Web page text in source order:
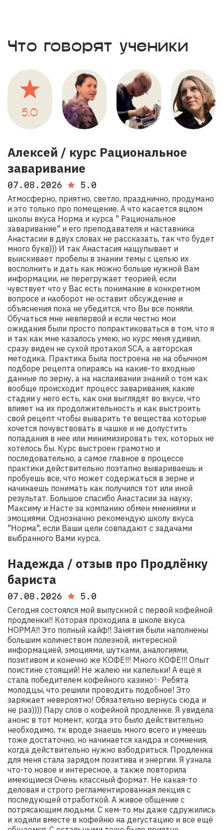
Что говорят ученики
5.0
Алексей / курс Рациональное
заваривание
07.08.2026 5.0
Атмосферно, приятно, светло, празднично, продумано
и это только про помещение. А что касается вцлом
школы вкуса Норма и курса " Рациональное
заваривание" и его преподавателя и наставника
Анастасии в двух словах не рассказать, так что будет
много букв))) И так Анастасия нащупывает и
выискивает пробелы в знании темы с целью их
восполнить и дать как можно больше нужной Вам
информации, не перегружает теорией, если
чувствует что у Вас есть понимание в конкретном
вопросе и наоборот не оставит обсуждение и
объяснения пока не убедится, что Вы все поняли.
Обучаться мне невпервой и если честно мои
ожидания были просто попрактиковаться в том, что я
и так как мне казалось умею, но курс меня удивил,
сразу виден не сухой протакол SCA, а авторская
методика. Практика была построена не на обычном
подборе рецепта опираясь на какие-то входные
данные по зерну, а на наслаивании знаний о том как
вообще происходит процесс заваривания, какие
стадии у него есть, как они выглядят во вкусе, что
влияет на их продолжительность и как выстроить
свой рецепт чтобы выварить те вещества которые
хочется почувствовать в чашке и не допустить
попадания в нее или минимизировать тех, которых не
хотелось бы. Курс выстроен грамотно и
последовательно, а самое главное в процессе
практики действительно поэтапно вывариваешь и
пробуешь все, что может содержаться в зерне и
начинаешь понимать как получился тот или иной
результат. Большое спасибо Анастасии за науку,
Максиму и Насте за компанию обмен мнениями и
эмоциями. Однозначно рекомендую школу вкуса
"Норма", если Ваши цели совпадают с задачами
выбранного Вами курса.
Надежда / отзыв про Продлёнку
бариста
07.08.2026 5.0
Сегодня состоялся мой выпускной с первой кофейной
продленки!! Которая проходила в школе вкуса
НОРМА!! Это полный кайф!! Занятия были наполнены
большим количеством полезной, интересной
информацией, эмоциями, шутками, аналогиями,
позитивом и конечно же КОФЕ!!! Много КОФЕ!!! Опыт
поистине стоящий! Не жалею ни капельки! А ещё я
стала победителем кофейного казино✨ Ребята
молодцы, что решили проводить подобное! Это
заряжает невероятно! Обязательно вернусь сюда и
не раз)))) Пару слов о кофейной продленке. Я увидела
анонс в тот момент, когда это было действительно
необходимо, тк вроде знаешь много всего и умеешь
тоже достаточно, но начинается хандра и сомнения,
когда действительно нужно взбодриться. Продленка
для меня стала зарядом позитива и энергии. Я узнала
что-то новое и интересное, а также повторила
имеющиеся Очень классный формат. Не какая-то
деловая и строго регламентированная лекция с
последующей отработкой. А живое общение с
потрясающим людьми. С кем-то мы даже сдружились
и ходили вместе в кофейню на дегустацию и все ещё